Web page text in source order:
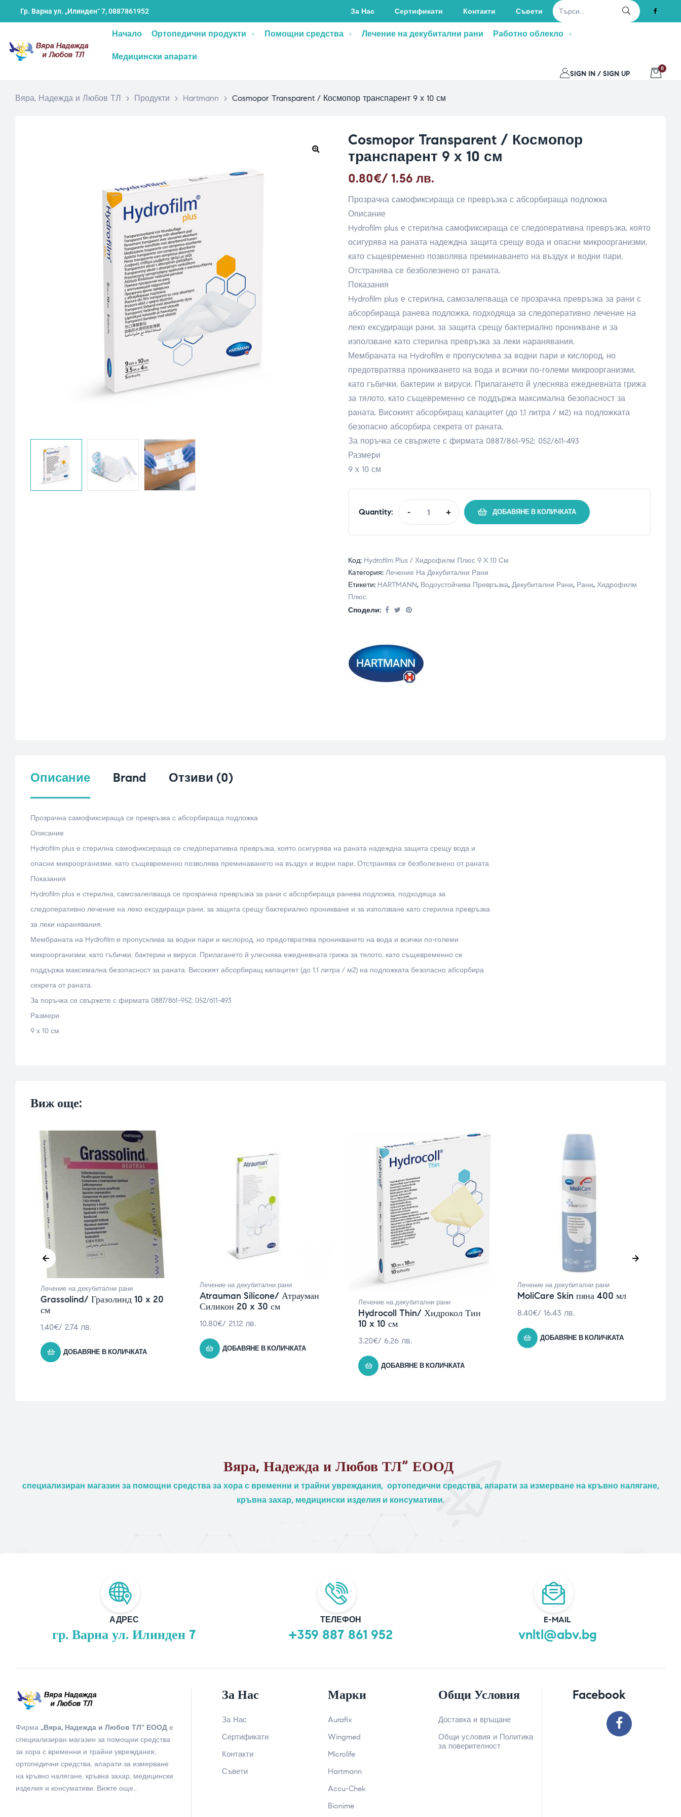
Гр. Варна ул. „Илинден“ 7,0887861952 За Нас Сертификати Контакти Съвети
Начало Ортопедични продукти Помощни средства Лечение на декубитални рани Работно облекло
Медицински апарати
SIGN IN / SIGN UP
0
Вяра, Надежда и Любов ТЛ > Продукти > Hartmann > Cosmopor Transparent / Космопор транспарент 9 х 10 см
Cosmopor Transparent / Космопор
транспарент 9 х 10 см
0.80€/ 1.56 лв.
Прозрачна самофиксираща се превръзка с абсорбираща подложка
Описание
Hydrofilm plus е стерилна самофиксираща се следоперативна превръзка, която
осигурява на раната надеждна защита срещу вода и опасни микроорганизми,
като същевременно позволява преминаването на въздух и водни пари.
Отстранява се безболезнено от раната.
Показания
Hydrofilm plus е стерилна, самозалепваща се прозрачна превръзка за рани с
абсорбираща ранева подложка, подходяща за следоперативно лечение на
леко ексудиращи рани, за защита срещу бактериално проникване и за
използване като стерилна превръзка за леки наранявания.
Мембраната на Hydrofilm е пропусклива за водни пари и кислород, но
предотвратява проникването на вода и всички по-големи микроорганизми,
като гъбички, бактерии и вируси. Прилагането й улеснява ежедневната грижа
за тялото, като същевременно се поддържа максимална безопасност за
раната. Високият абсорбиращ капацитет (до 1,1 литра / м2) на подложката
безопасно абсорбира секрета от раната.
За поръчка се свържете с фирмата 0887/861-952; 052/611-493
Размери
9 х 10 см
Quantity: - + ДОБАВЯНЕ В КОЛИЧКАТА
Код: Hydrofilm Plus / Хидрофилм Плюс 9 Х 10 См
Категория: Лечение На Декубитални Рани
Етикети: HARTMANN, Водоустойчива Превръзка, Декубитални Рани, Рани, Хидрофилм
Плюс
Сподели:
Описание Brand Отзиви (0)
Прозрачна самофиксираща се превръзка с абсорбираща подложка
Описание
Hydrofilm plus е стерилна самофиксираща се следоперативна превръзка, която осигурява на раната надеждна защита срещу вода и
опасни микроорганизми, като същевременно позволява преминаването на въздух и водни пари. Отстранява се безболезнено от раната.
Показания
Hydrofilm plus е стерилна, самозалепваща се прозрачна превръзка за рани с абсорбираща ранева подложка, подходяща за
следоперативно лечение на леко ексудиращи рани, за защита срещу бактериално проникване и за използване като стерилна превръзка
за леки наранявания.
Мембраната на Hydrofilm е пропусклива за водни пари и кислород, но предотвратява проникването на вода и всички по-големи
микроорганизми, като гъбички, бактерии и вируси. Прилагането й улеснява ежедневната грижа за тялото, като същевременно се
поддържа максимална безопасност за раната. Високият абсорбиращ капацитет (до 1,1 литра / м2) на подложката безопасно абсорбира
секрета от раната.
За поръчка се свържете с фирмата 0887/861-952; 052/611-493
Размери
9 х 10 см
Виж още:
Лечение на декубитални рани
Grassolind/ Гразолинд 10 x 20
см
1.40€/ 2.74 лв.
ДОБАВЯНЕ В КОЛИЧКАТА
Лечение на декубитални рани
Atrauman Silicone/ Атрауман
Силикон 20 x 30 см
10.80€/ 21.12 лв.
ДОБАВЯНЕ В КОЛИЧКАТА
Лечение на декубитални рани
Hydrocoll Thin/ Хидрокол Тин
10 x 10 см
3.20€/ 6.26 лв.
ДОБАВЯНЕ В КОЛИЧКАТА
Лечение на декубитални рани
MoliCare Skin пяна 400 мл
8.40€/ 16.43 лв.
ДОБАВЯНЕ В КОЛИЧКАТА
Вяра, Надежда и Любов ТЛ“ ЕООД
специализиран магазин за помощни средства за хора с временни и трайни увреждания, ортопедични средства, апарати за измерване на кръвно налягане,
кръвна захар, медицински изделия и консумативи.
АДРЕС
гр. Варна ул. Илинден 7
ТЕЛЕФОН
+359 887 861 952
E-MAIL
vnltl@abv.bg
Фирма „Вяра, Надежда и Любов ТЛ“ ЕООД е
специализиран магазин за помощни средства
за хора с временни и трайни увреждания,
ортопедични средства, апарати за измерване
на кръвно налягане, кръвна захар, медицински
изделия и консумативи. Вижте още…
За Нас
За Нас
Сертификати
Контакти
Съвети
Марки
Aurafix
Wingmed
Microlife
Hartmann
Accu-Chek
Bionime
Общи Условия
Доставка и връщане
Общи условия и Политика
за поверителност
Facebook